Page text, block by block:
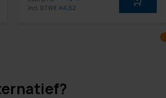
Incl. BTW€ 44,52